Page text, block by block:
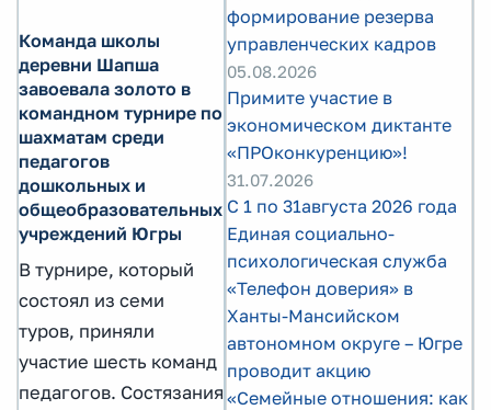
Команда школы
деревни Шапша
завоевала золото в
командном турнире по
шахматам среди
педагогов
дошкольных и
общеобразовательных
учреждений Югры
В турнире, который
состоял из семи
туров, приняли
участие шесть команд
педагогов. Состязания
формирование резерва
управленческих кадров
05.08.2026
Примите участие в
экономическом диктанте
«ПРОконкуренцию»!
31.07.2026
С 1 по 31августа 2026 года
Единая социально-
психологическая служба
«Телефон доверия» в
Ханты-Мансийском
автономном округе – Югре
проводит акцию
«Семейные отношения: как